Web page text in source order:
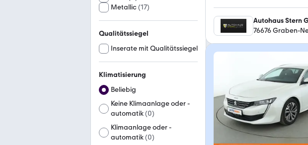
Metallic(17)
Qualitätssiegel
Inserate mit Qualitätssiegel
Klimatisierung
Beliebig
Keine Klimaanlage oder -
automatik(0)
Klimaanlage oder -
automatik(0)
Autohaus Stern
76676 Graben-